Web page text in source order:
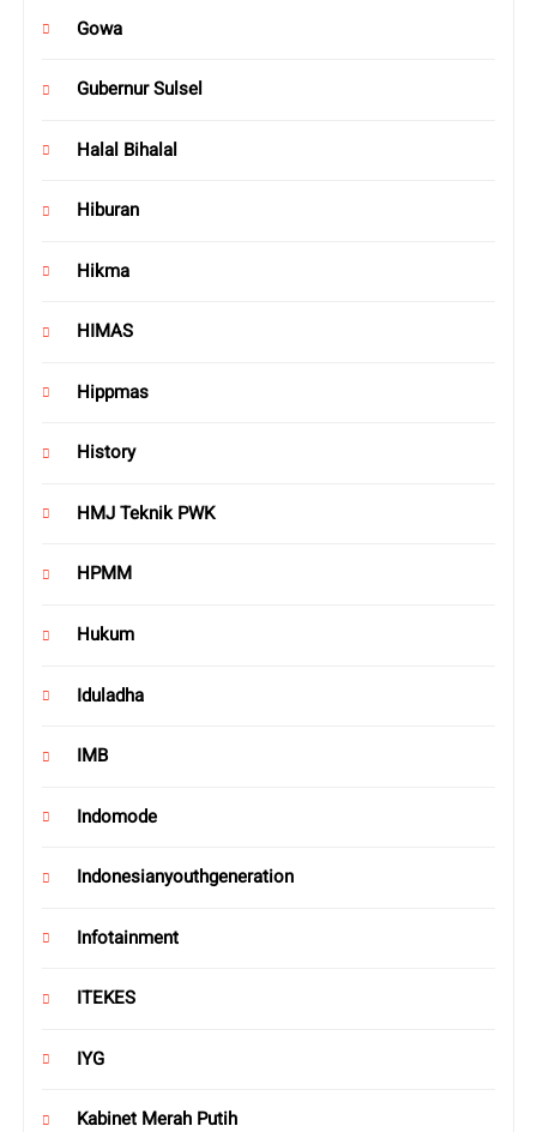
Gowa
Gubernur Sulsel
Halal Bihalal
Hiburan
Hikma
HIMAS
Hippmas
History
HMJ Teknik PWK
HPMM
Hukum
Iduladha
IMB
Indomode
Indonesianyouthgeneration
Infotainment
ITEKES
IYG
Kabinet Merah Putih